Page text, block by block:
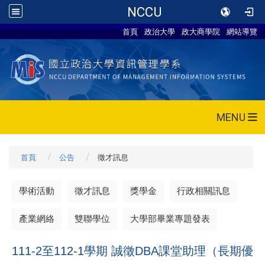
NCCU
首頁 政治大學 政大商學院 網站導覽
MENU
首頁 公告 徵才訊息
學術活動 徵才訊息 獎學金 行政相關訊息
產業網絡 雙聯學位 大學部畢業專題發表
111-2至112-1學期 誠徵DBA課堂助理（長期優